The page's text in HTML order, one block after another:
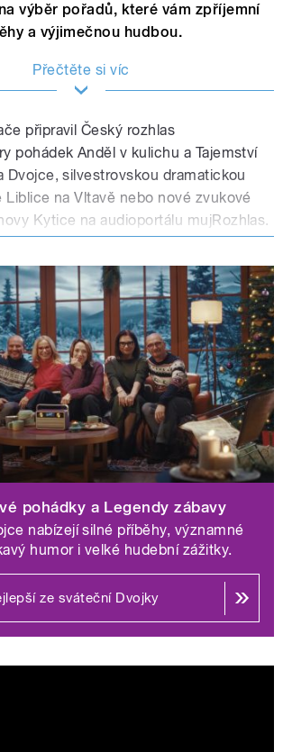
výběr pořadů, které vám zpříjemní
a výjimečnou hudbou.
Přečtěte si víc
připravil Český rozhlas
pohádek Anděl v kulichu a Tajemství
Dvojce, silvestrovskou dramatickou
Liblice na Vltavě nebo nové zvukové
Kytice na audioportálu mujRozhlas.
jubilejním koncertem Muzikál
mší a přímým přenosem
Vídeňských filharmoniků.
jako velkou štědrovečerní premiéru
Percy Jackson – Zloděj
Radiožurnál a Plus jsou bilanční
Změny roku 2026 a speciální sváteční
Regionální stanice přidávají rozhovory
Vánoce s předními herci nebo
Alex a host s Jiřím Tichotou.
premiéry: silné
generace
patří o Vánocích k tradičním pilířům
rozhlasu a letošní dramaturgie staví na
titulů a osvědčené klasiky.
pohádky a Legendy zábavy
nabízejí silné příběhy, významné
humor i velké hudební zážitky.
ze sváteční Dvojky